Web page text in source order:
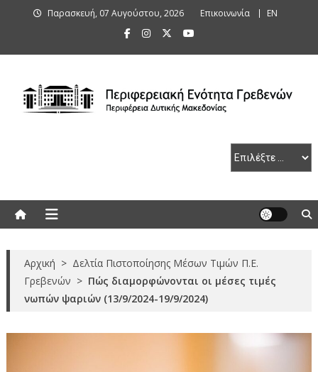
Παρασκευή, 07 Αυγούστου, 2026 Επικοινωνία ΕΝ
Αρχική > Δελτία Πιστοποίησης Μέσων Τιμών Π.Ε.
Γρεβενών > Πώς διαμορφώνονται οι μέσες τιμές
νωπών ψαριών (13/9/2024-19/9/2024)